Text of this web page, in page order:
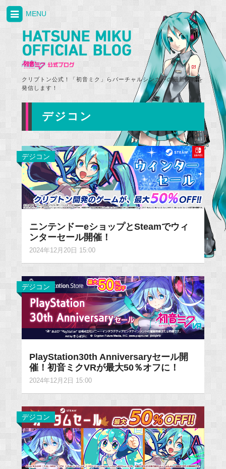
クリプトン公式！「初音ミク」らバーチャルシンガーの最新情報を
発信します！
MENU
デジコン
デジコン
ニンテンドーeショップとSteamでウィ
ンターセール開催！
2024年12月20日 15:00
デジコン
PlayStation30th Anniversaryセール開
催！初音ミクVRが最大50％オフに！
2024年12月2日 15:00
デジコン